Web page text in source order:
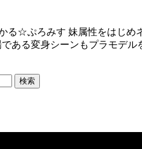
ある変身シーンもプラモデ